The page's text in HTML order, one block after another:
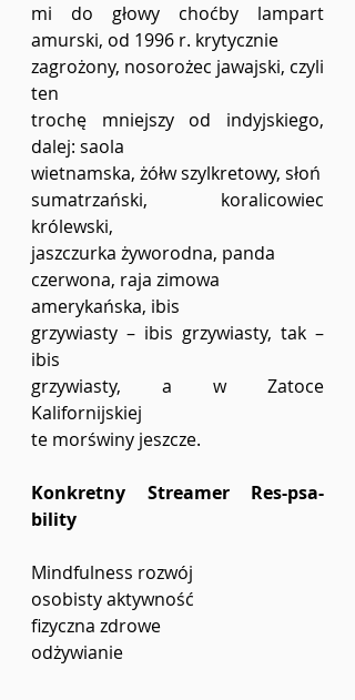
mi do głowy choćby lampart
amurski, od 1996 r. krytycznie
zagrożony, nosorożec jawajski, czyli
ten
trochę mniejszy od indyjskiego,
dalej: saola
sumatrzański, koralicowiec
królewski,
jaszczurka żyworodna, panda
czerwona, raja zimowa
amerykańska, ibis
grzywiasty – ibis grzywiasty, tak –
ibis
grzywiasty, a w Zatoce
Kalifornijskiej
te morświny jeszcze.
Konkretny Streamer Res-psa-
bility
Mindfulness rozwój
osobisty aktywność
fizyczna zdrowe
odżywianie